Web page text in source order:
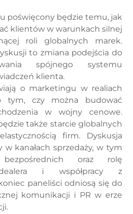
poświęcony będzie temu, jak
klientów w warunkach silnej
roli globalnych marek.
to zmiana podejścia do
spójnego systemu
klienta.
o marketingu w realiach
tym, czy można budować
w wojny cenowe.
także starcie globalnych
firm. Dyskusja
kanałach sprzedaży, w tym
oraz rolę
dealera i współpracy z
paneliści odniosą się do
komunikacji i PR w erze